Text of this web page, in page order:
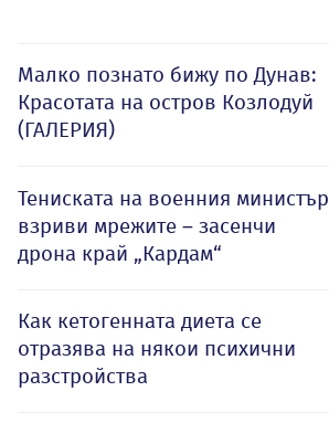
Малко познато бижу по Дунав:
Красотата на остров Козлодуй
(ГАЛЕРИЯ)
Тениската на военния министър
взриви мрежите – засенчи
дрона край „Кардам“
Как кетогенната диета се
отразява на някои психични
разстройства